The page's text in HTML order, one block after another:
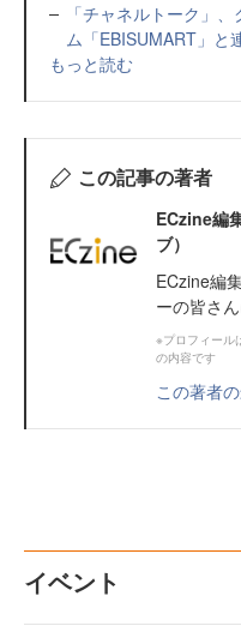
「チャネルトーク」
ム「EBISUMART」と
もっと読む
この記事の著者
ECzine編
ブ）
ECzine編
ーの皆さ
※プロフィール
の内容です
この著者
イベント